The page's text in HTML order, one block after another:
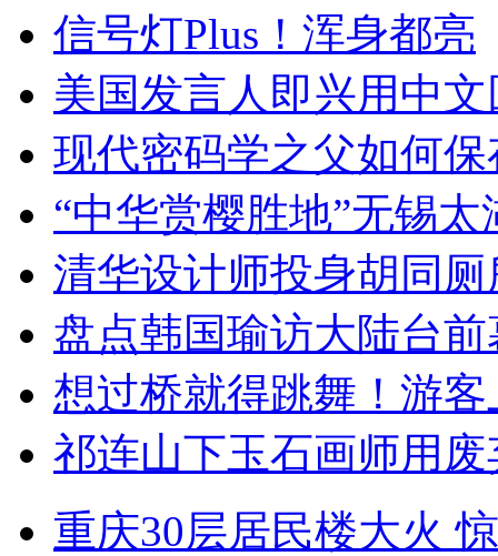
信号灯Plus！浑身都亮
美国发言人即兴用中
现代密码学之父如何
“中华赏樱胜地”无锡
清华设计师投身胡同
盘点韩国瑜访大陆台
想过桥就得跳舞！游客
祁连山下玉石画师用
重庆30层居民楼大火